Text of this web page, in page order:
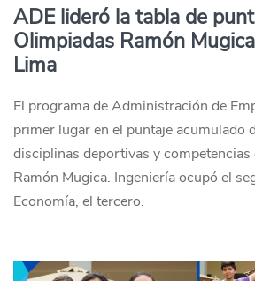
ADE lideró la tabla de
Olimpiadas Ramón
Lima
El programa de Administración de
primer lugar en el puntaje acumulado
disciplinas deportivas y competencias
Ramón Mugica. Ingeniería ocupó el
Economía, el tercero.